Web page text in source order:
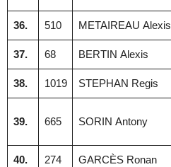
36. 510 METAIREAU Alexis
37. 68 BERTIN Alexis
38. 1019 STEPHAN Regis
39. 665 SORIN Antony
40. 274 GARCÈS Ronan